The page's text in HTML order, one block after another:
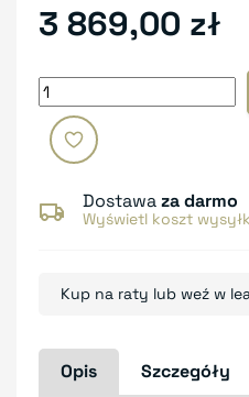
3 869,00 zł
Dostawaza darmo
Wyświetl koszt
Kup na raty lub weź w
Opis Szczegóły